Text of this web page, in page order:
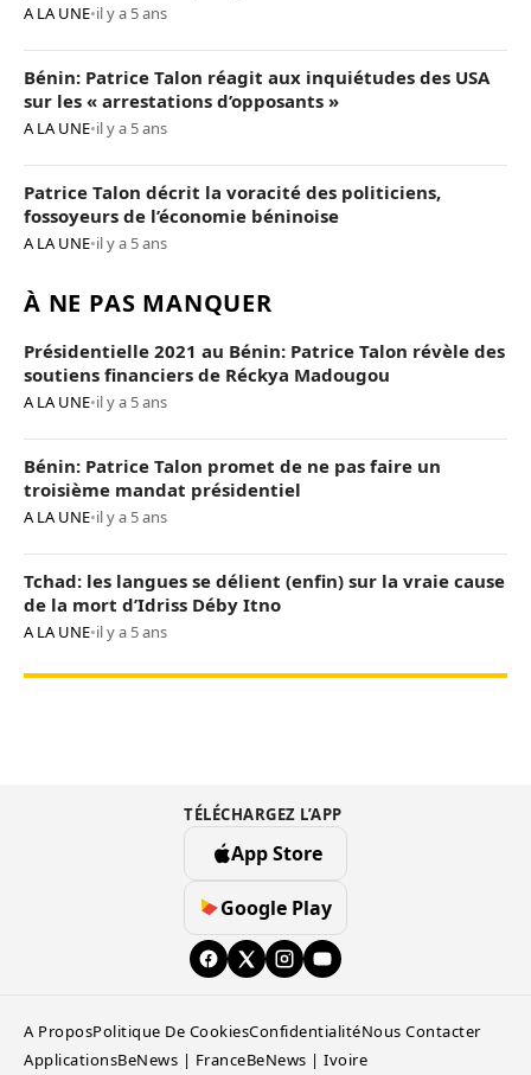
A LA UNE•il y a 5 ans
Bénin: Patrice Talon réagit aux inquiétudes des USA
sur les « arrestations d’opposants »
A LA UNE•il y a 5 ans
Patrice Talon décrit la voracité des politiciens,
fossoyeurs de l’économie béninoise
A LA UNE•il y a 5 ans
À NE PAS MANQUER
Présidentielle 2021 au Bénin: Patrice Talon révèle des
soutiens financiers de Réckya Madougou
A LA UNE•il y a 5 ans
Bénin: Patrice Talon promet de ne pas faire un
troisième mandat présidentiel
A LA UNE•il y a 5 ans
Tchad: les langues se délient (enfin) sur la vraie cause
de la mort d’Idriss Déby Itno
A LA UNE•il y a 5 ans
TÉLÉCHARGEZ L’APP
App Store
Google Play
A ProposPolitique De CookiesConfidentialitéNous Contacter
ApplicationsBeNews | FranceBeNews | Ivoire